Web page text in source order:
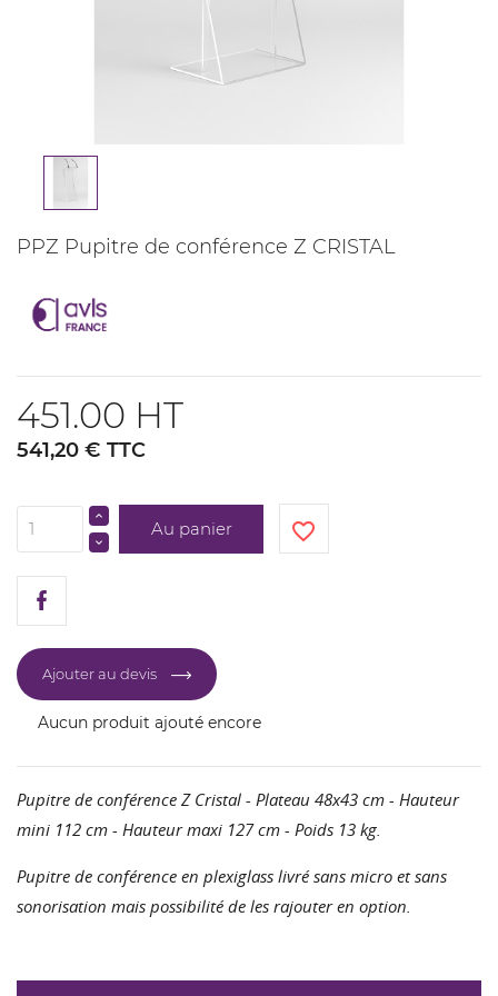
PPZ Pupitre de conférence Z CRISTAL
451.00 HT
541,20 € TTC
Au panier favorite_border
Ajouter au devis
Aucun produit ajouté encore
Pupitre de conférence Z Cristal - Plateau 48x43 cm - Hauteur
mini 112 cm - Hauteur maxi 127 cm - Poids 13 kg.
Pupitre de conférence en plexiglass livré sans micro et sans
sonorisation mais possibilité de les rajouter en option.